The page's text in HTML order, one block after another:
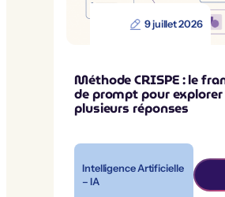
9 juillet 2026
Méthode CRISPE : le
de prompt pour explorer
plusieurs réponses
Intelligence Artificielle
– IA